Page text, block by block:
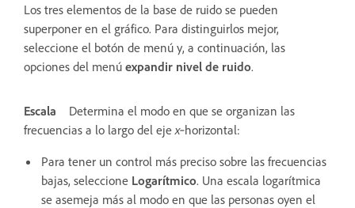
Los tres elementos de la base de ruido se pueden
superponer en el gráfico. Para distinguirlos mejor,
seleccione el botón de menú y, a continuación, las
opciones del menú expandir nivel de ruido.
Escala
Determina el modo en que se organizan las
frecuencias a lo largo del eje x‑horizontal:
Para tener un control más preciso sobre las frecuencias
bajas, seleccione Logarítmico. Una escala logarítmica
se asemeja más al modo en que las personas oyen el